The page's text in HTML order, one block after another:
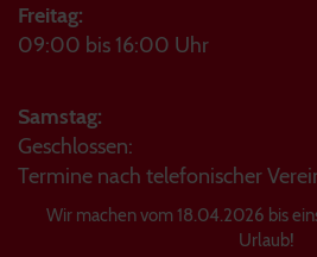
Freitag:
09:00 bis 16:00 Uhr
Samstag:
Geschlossen:
Termine nach telefonischer
Wir machen vom 18.04.2026 bis
Urlaub!